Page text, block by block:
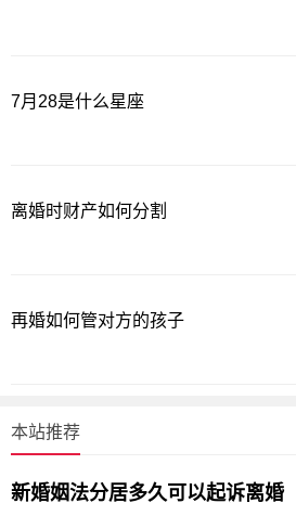
7月28是什么星座
离婚时财产如何分割
再婚如何管对方的孩子
本站推荐
新婚姻法分居多久可以起诉离婚